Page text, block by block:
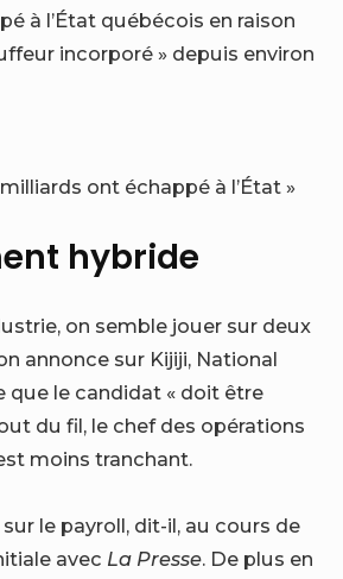
à l’État québécois en raison
incorporé » depuis environ
milliards ont échappé à l’État »
hybride
on semble jouer sur deux
annonce sur Kijiji, National
que le candidat « doit être
du fil, le chef des opérations
moins tranchant.
le payroll, dit-il, au cours de
avec La Presse. De plus en